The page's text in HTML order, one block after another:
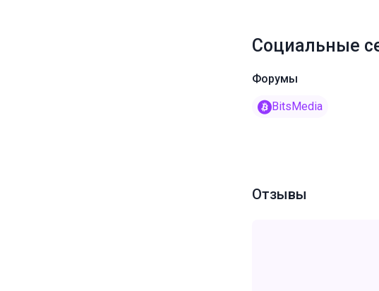
Социальные
Форумы
BitsMedia
Отзывы